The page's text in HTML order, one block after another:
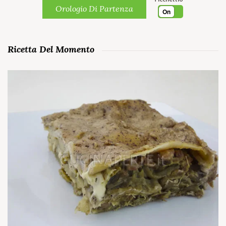
Orologio Di Partenza On
Ricetta Del Momento